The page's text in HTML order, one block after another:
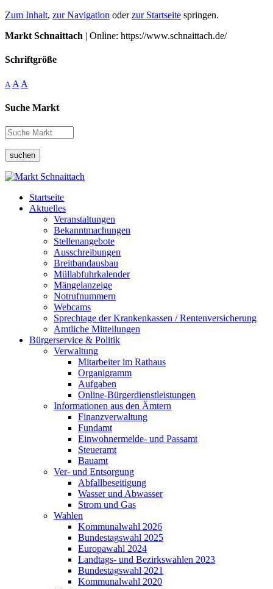
Zum Inhalt, zur Navigation oderzur Startseite springen.
Markt Schnaittach | Online: https://www.schnaittach.de/
Schriftgröße
A A A
Suche Markt
suchen
Startseite
Aktuelles
Veranstaltungen
Bekanntmachungen
Stellenangebote
Ausschreibungen
Breitbandausbau
Müllabfuhrkalender
Mängelanzeige
Notrufnummern
Webcams
Sprechtage der Krankenkassen / Rentenversicherung
Amtliche Mitteilungen
Bürgerservice & Politik
Verwaltung
Mitarbeiter im Rathaus
Organigramm
Aufgaben
Online-Bürgerdienstleistungen
Informationen aus den Ämtern
Finanzverwaltung
Fundamt
Einwohnermelde- und Passamt
Steueramt
Bauamt
Ver- und Entsorgung
Abfallbeseitigung
Wasser und Abwasser
Strom und Gas
Wahlen
Kommunalwahl 2026
Bundestagswahl 2025
Europawahl 2024
Landtags- und Bezirkswahlen 2023
Bundestagswahl 2021
Kommunalwahl 2020